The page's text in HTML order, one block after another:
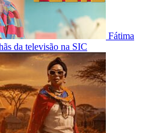
Fátima
da televisão na SIC